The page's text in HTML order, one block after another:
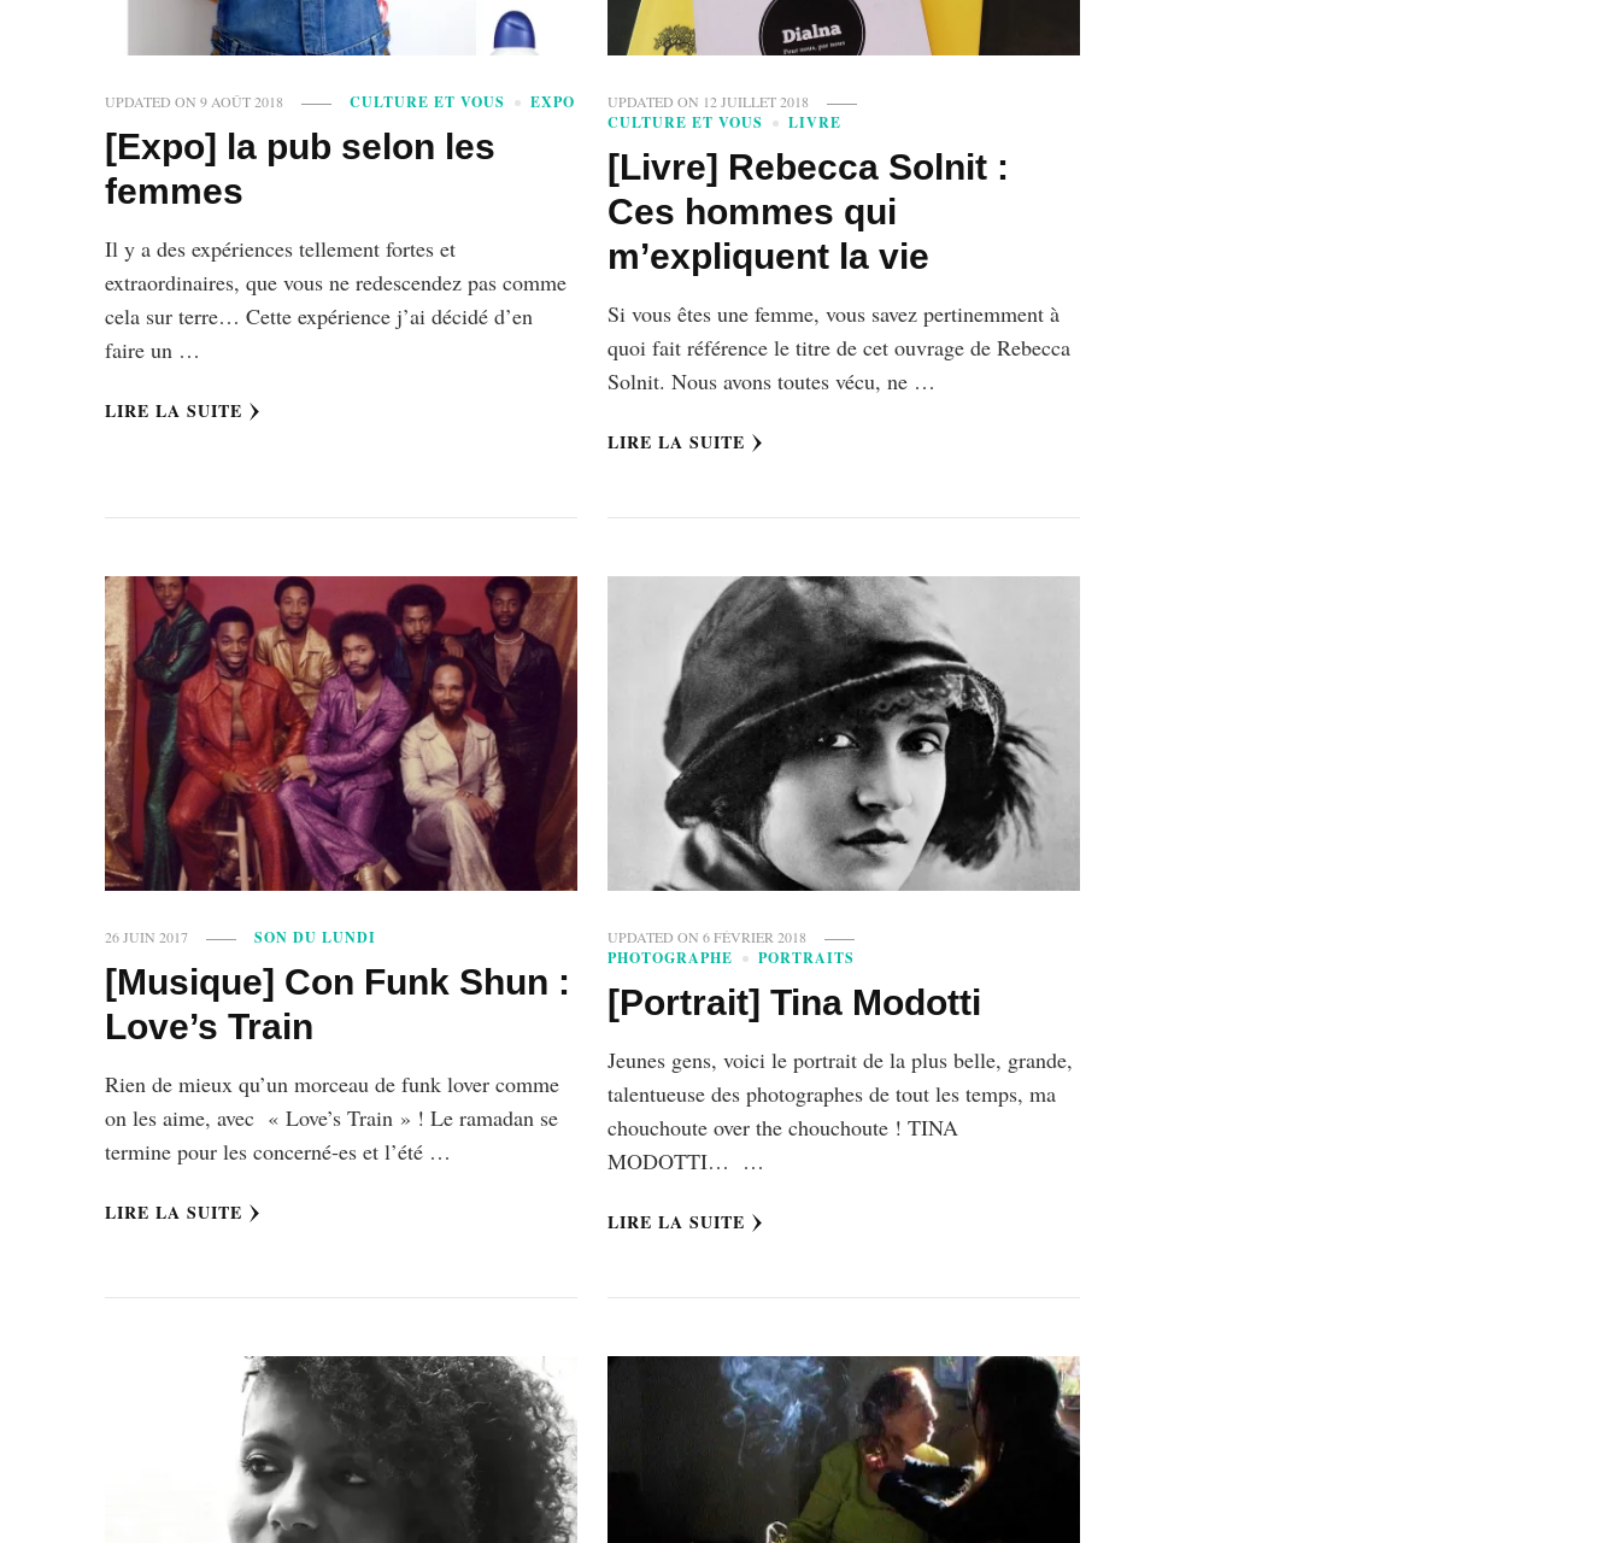
UPDATED ON9 AOÛT 2018 CULTURE ET VOUS EXPO
[Expo] la pub selon les
femmes
Il y a des expériences tellement fortes et
extraordinaires, que vous ne redescendez pas comme
cela sur terre… Cette expérience j’ai décidé d’en
faire un …
LIRE LA SUITE
UPDATED ON 12 JUILLET 2018
CULTURE ET VOUS LIVRE
[Livre] Rebecca Solnit :
Ces hommes qui
m’expliquent la vie
Si vous êtes une femme, vous savez pertinemment à
quoi fait référence le titre de cet ouvrage de Rebecca
Solnit. Nous avons toutes vécu, ne …
LIRE LA SUITE
26 JUIN 2017 SON DU LUNDI
[Musique] Con Funk Shun :
Love’s Train
Rien de mieux qu’un morceau de funk lover comme
on les aime, avec « Love’s Train » ! Le ramadan se
termine pour les concerné-es et l’été …
LIRE LA SUITE
UPDATED ON 6 FÉVRIER 2018
PHOTOGRAPHE PORTRAITS
[Portrait] Tina Modotti
Jeunes gens, voici le portrait de la plus belle, grande,
talentueuse des photographes de tout les temps, ma
chouchoute over the chouchoute ! TINA
MODOTTI… …
LIRE LA SUITE